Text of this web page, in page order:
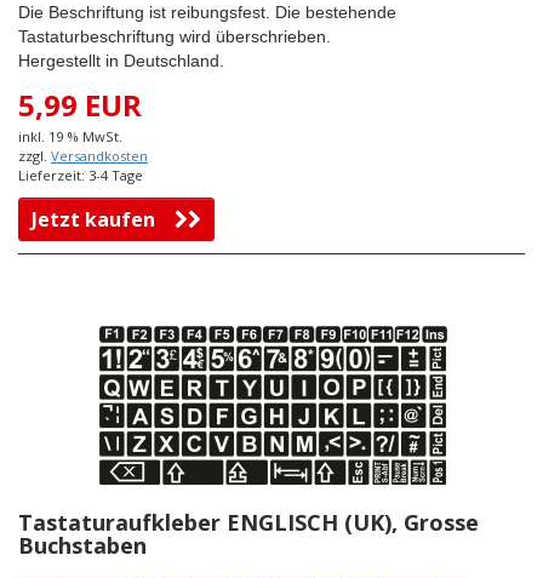
Die Beschriftung ist reibungsfest. Die bestehende
Tastaturbeschriftung wird überschrieben.
Hergestellt in Deutschland.
5,99 EUR
inkl. 19 % MwSt.
zzgl. Versandkosten
Lieferzeit: 3-4 Tage
Jetzt kaufen
Tastaturaufkleber ENGLISCH (UK), Grosse
Buchstaben